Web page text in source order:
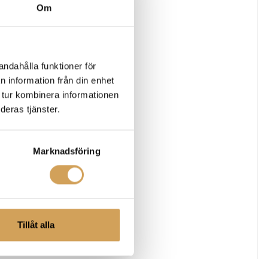
Om
funktioner för
information från din enhet
kombinera informationen
tjänster.
Marknadsföring
Tillåt alla